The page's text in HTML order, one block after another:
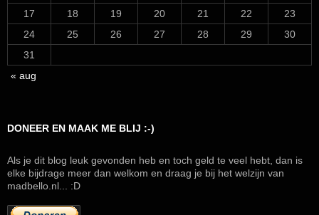
17
18 19 20 21 22
23
24
25 26 27 28 29
30
31
« aug
DONEER EN MAAK ME BLIJ :-)
Als je dit blog leuk gevonden heb en toch geld te veel hebt, dan is
elke bijdrage meer dan welkom en draag je bij het welzijn van
madbello.nl... :D